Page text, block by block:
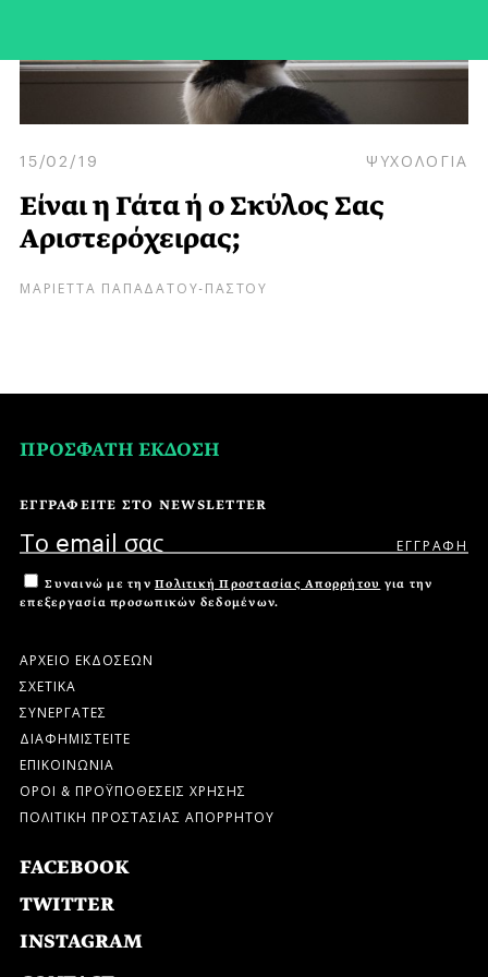
15/02/19 ΨΥΧΟΛΟΓΙΑ
Είναι η Γάτα ή ο Σκύλος Σας
Αριστερόχειρας;
ΜΑΡΙΕΤΤΑ ΠΑΠΑΔΑΤΟΥ-ΠΑΣΤΟΥ
ΠΡΟΣΦΑΤΗ ΕΚΔΟΣΗ
ΕΓΓΡΑΦΕΙΤΕ ΣΤΟ NEWSLETTER
Συναινώ με την Πολιτική Προστασίας Απορρήτου για την
επεξεργασία προσωπικών δεδομένων.
ΑΡΧΕΙΟ ΕΚΔΟΣΕΩΝ
ΣΧΕΤΙΚΑ
ΣΥΝΕΡΓΑΤΕΣ
ΔΙΑΦΗΜΙΣΤΕΙΤΕ
ΕΠΙΚΟΙΝΩΝΙΑ
ΟΡΟΙ & ΠΡΟΫΠΟΘΕΣΕΙΣ ΧΡΗΣΗΣ
ΠΟΛΙΤΙΚΗ ΠΡΟΣΤΑΣΙΑΣ ΑΠΟΡΡΗΤΟΥ
FACEBOOK
TWITTER
INSTAGRAM